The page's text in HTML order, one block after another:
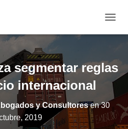
A
I
A
R
M
O
O
segmentar reglas
internacional
y Consultoresen30
2019